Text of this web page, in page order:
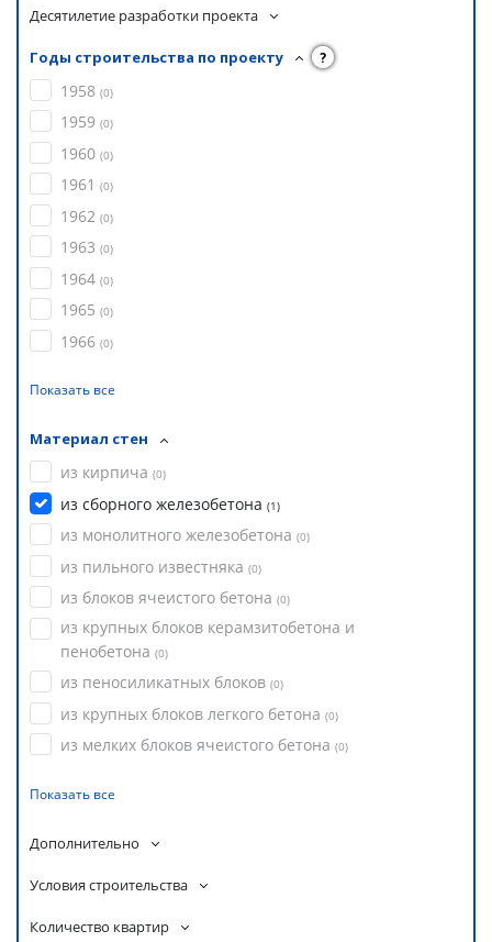
Десятилетие разработки проекта
Годы строительства по проекту ?
1958 (0)
1959 (0)
1960 (0)
1961 (0)
1962 (0)
1963 (0)
1964 (0)
1965 (0)
1966 (0)
Показать все
Материал стен
из кирпича (0)
из сборного железобетона (1)
из монолитного железобетона (0)
из пильного известняка (0)
из блоков ячеистого бетона (0)
из крупных блоков керамзитобетона и
пенобетона (0)
из пеносиликатных блоков (0)
из крупных блоков легкого бетона (0)
из мелких блоков ячеистого бетона (0)
Показать все
Дополнительно
Условия строительства
Количество квартир